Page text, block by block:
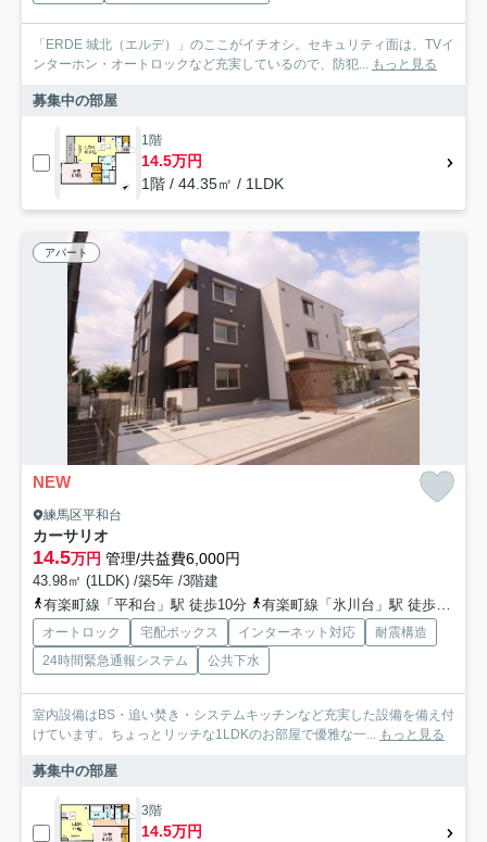
「ERDE 城北（エルデ）」のここがイチオシ。セキュリティ面は、TVイ
ンターホン・オートロックなど充実しているので、防犯... もっと見る
募集中の部屋
1階
14.5万円
1階 / 44.35㎡ / 1LDK
アパート
NEW
練馬区平和台
カーサリオ
14.5万円 管理/共益費6,000円
43.98㎡ (1LDK) /築5年 /3階建
有楽町線「平和台」駅 徒歩10分
有楽町線「氷川台」駅 徒歩17分
オートロック 宅配ボックス インターネット対応
耐震構造
24時間緊急通報システム
公共下水
室内設備はBS・追い焚き・システムキッチンなど充実した設備を備え付
けています。ちょっとリッチな1LDKのお部屋で優雅な一... もっと見る
募集中の部屋
3階
14.5万円